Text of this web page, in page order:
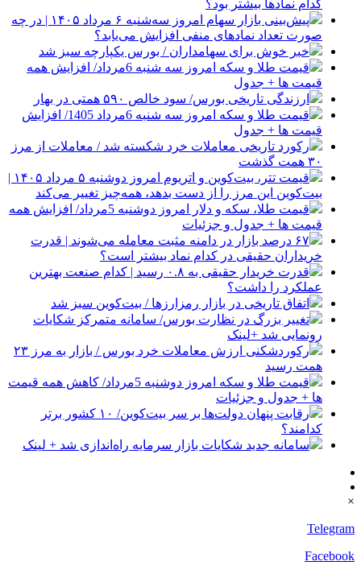
کدام نماد‌ها بیشتر بود؟
پیش‌بینی بازار سهام امروز سه‌شنبه ۶ مرداد ۱۴۰۵ | در چه
صورت تعداد نماد‌های منفی افزایش می‌یابد؟
خبر خوش برای سهامداران / بورس یکپارچه سبز شد
قیمت طلا و سکه امروز سه شنبه 6مرداد/ افزایش همه
قیمت ها + جدول
ارزندگی تاریخی بورس/ سود خالص ۵۹۰ همتی در بهار
قیمت طلا و سکه امروز سه شنبه 6مرداد 1405/ افزایش
قیمت ها + جدول
رکورد تاریخی معاملات خرد شکسته شد / معاملات از مرز
۳۰ همت گذشت
قیمت تتر، بیت‌کوین و اتریوم امروز دوشنبه ۵ مرداد ۱۴۰۵ |
بیت‌کوین این مرز را از دست بدهد، همه‌چیز تغییر می‌کند
قیمت طلا، سکه و دلار امروز دوشنبه 5مرداد/ افزایش همه
قیمت ها + جدول و جزئیات
۶۷ درصد بازار در دامنه مثبت معامله می‌شوند | قدرت
خریداران حقیقی در کدام نماد بیشتر است؟
قدرت خریدار حقیقی به ۰.۸ رسید | کدام صنعت بهترین
عملکرد را داشت؟
اتفاق تاریخی در بازار رمزارزها / بیت‌کوین سبز شد
تغییر بزرگ در نظارت بورس/ سامانه متمرکز شکایات
رونمایی شد +لینک
رکوردشکنی ارزش معاملات خرد بورس / بازار به مرز ۲۳
همت رسید
قیمت طلا و سکه امروز دوشنبه 5مرداد/ کاهش همه قیمت
ها + جدول و جزئیات
رقابت پنهان دولت‌ها بر سر بیت‌کوین/ ۱۰ کشور برتر
کدامند؟
سامانه جدید شکایات بازار سرمایه راه‌اندازی شد + لینک
×
Telegram
Facebook